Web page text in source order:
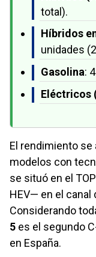
total).
Híbridos
unidades
Gasolina:
Eléctricos
El rendimiento
modelos con
se situó en el
HEV— en el canal
Considerando
5 es el segundo
en España.